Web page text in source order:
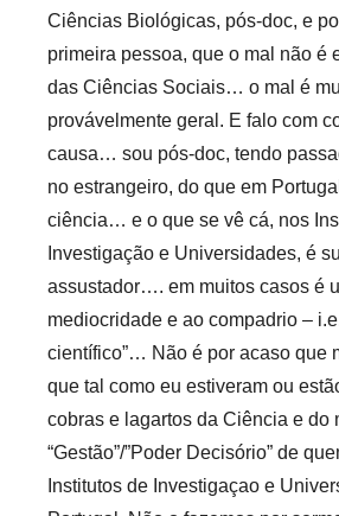
Ciências Biológicas, pós-doc, e
primeira pessoa, que o mal não é
das Ciências Sociais… o mal é
provávelmente geral. E falo com
causa… sou pós-doc, tendo
no estrangeiro, do que em
ciência… e o que se vê cá, nos
Investigação e Universidades, é
assustador…. em muitos casos é
mediocridade e ao compadrio –
científico”… Não é por acaso que
que tal como eu estiveram ou
cobras e lagartos da Ciência e do
“Gestão”/”Poder Decisório” de
Institutos de Investigaçao e